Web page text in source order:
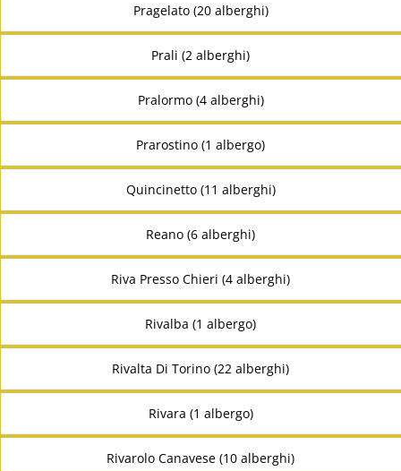
Pragelato (20 alberghi)
Prali (2 alberghi)
Pralormo (4 alberghi)
Prarostino (1 albergo)
Quincinetto (11 alberghi)
Reano (6 alberghi)
Riva Presso Chieri (4 alberghi)
Rivalba (1 albergo)
Rivalta Di Torino (22 alberghi)
Rivara (1 albergo)
Rivarolo Canavese (10 alberghi)